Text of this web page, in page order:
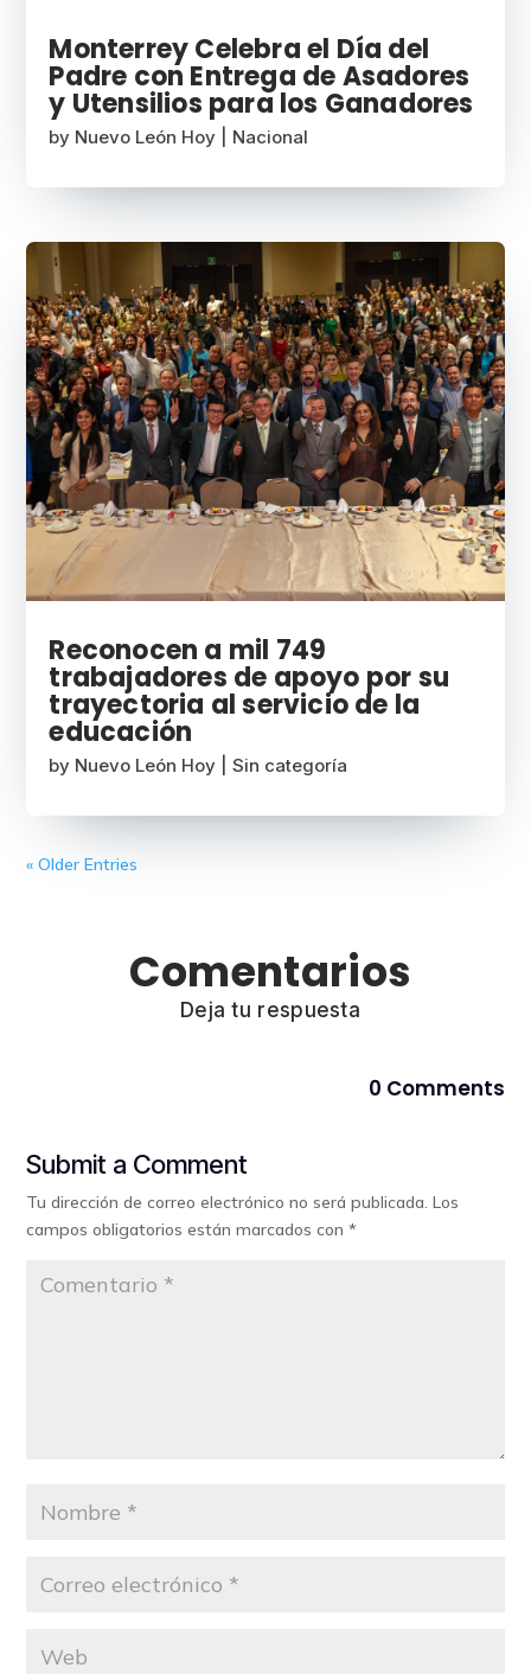
Monterrey Celebra el Día del
Padre con Entrega de Asadores
y Utensilios para los Ganadores
by Nuevo León Hoy Nacional
Reconocen a mil 749
trabajadores de apoyo por su
trayectoria al servicio de la
educación
by Nuevo León Hoy |Sin categoría
« Older Entries
Comentarios
Deja tu respuesta
0 Comments
Submit a Comment
Tu dirección de correo electrónico no será publicada. Los
campos obligatorios están marcados con*